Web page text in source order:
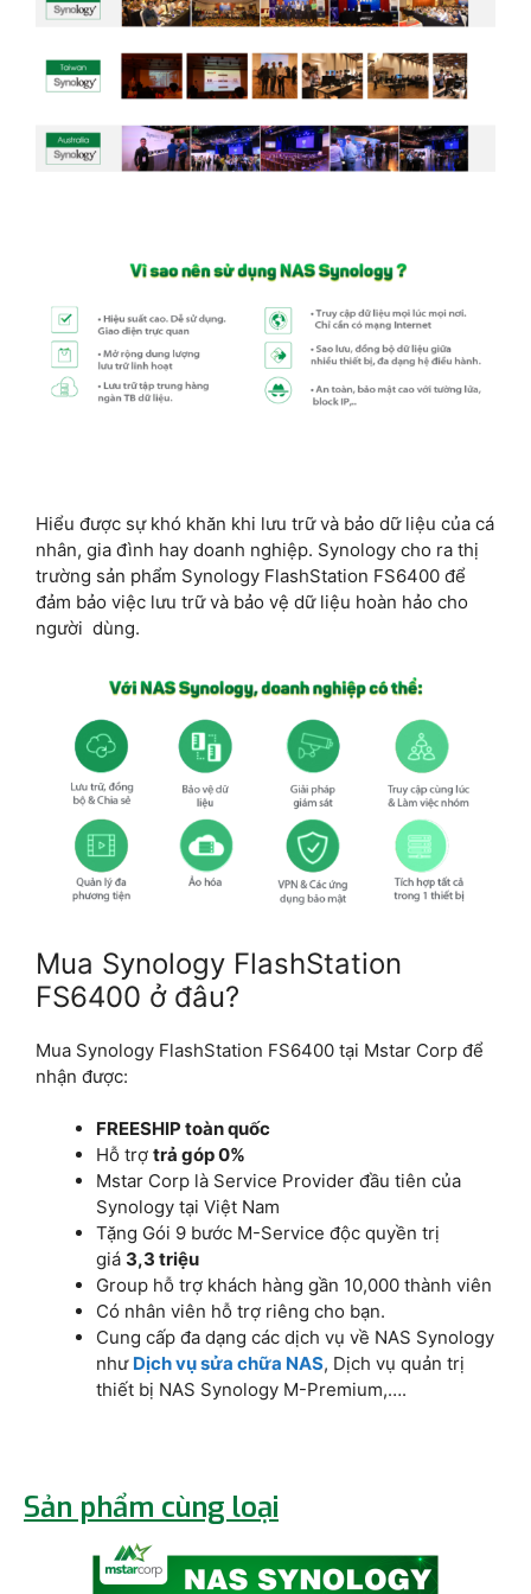
Hiểu được sự khó khăn khi lưu trữ và bảo dữ liệu của cá
nhân, gia đình hay doanh nghiệp. Synology cho ra thị
trường sản phẩm Synology FlashStation FS6400 để
đảm bảo việc lưu trữ và bảo vệ dữ liệu hoàn hảo cho
người dùng.
Mua Synology FlashStation
FS6400 ở đâu?
Mua Synology FlashStation FS6400 tại Mstar Corp để
nhận được:
FREESHIP toàn quốc
Hỗ trợ trả góp 0%
Mstar Corp là Service Provider đầu tiên của
Synology tại Việt Nam
Tặng Gói 9 bước M-Service độc quyền trị
giá 3,3 triệu
Group hỗ trợ khách hàng gần 10,000 thành viên
Có nhân viên hỗ trợ riêng cho bạn.
Cung cấp đa dạng các dịch vụ về NAS Synology
như Dịch vụ sửa chữa NAS, Dịch vụ quản trị
thiết bị NAS Synology M-Premium,….
Sản phẩm cùng loại